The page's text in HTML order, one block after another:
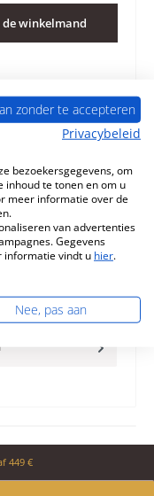
de winkelmand
Supra Quattro
glasplaat,
449 €
zonder te accepteren
Privacybeleid
bezoekersgegevens, om
inhoud te tonen en om u
meer informatie over de
van advertenties
Gegevens
informatie vindt u hier.
Nee, pas aan